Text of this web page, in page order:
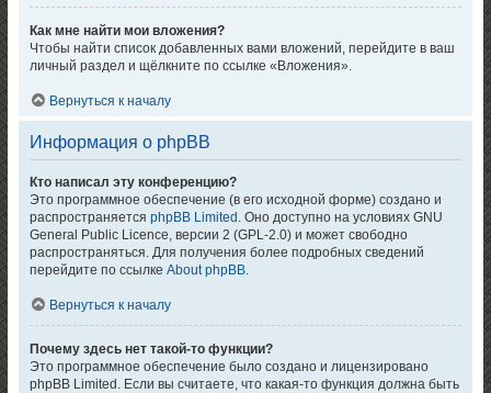
Как мне найти мои вложения?
Чтобы найти список добавленных вами вложений, перейдите в ваш
личный раздел и щёлкните по ссылке «Вложения».
Вернуться к началу
Информация о phpBB
Кто написал эту конференцию?
Это программное обеспечение (в его исходной форме) создано и
распространяетсяphpBB Limited . Оно доступно на условиях GNU
General Public Licence, версии 2 (GPL-2.0) и может свободно
распространяться. Для получения более подробных сведений
перейдите по ссылкеAbout phpBB.
Вернуться к началу
Почему здесь нет такой-то функции?
Это программное обеспечение было создано и лицензировано
phpBB Limited. Если вы считаете, что какая-то функция должна быть